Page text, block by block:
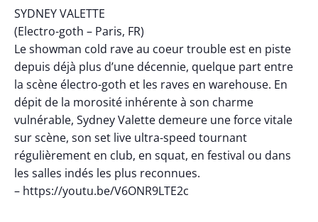
SYDNEY VALETTE
(Electro-goth – Paris, FR)
Le showman cold rave au coeur trouble est en piste
depuis déjà plus d’une décennie, quelque part entre
la scène électro-goth et les raves en warehouse. En
dépit de la morosité inhérente à son charme
vulnérable, Sydney Valette demeure une force vitale
sur scène, son set live ultra-speed tournant
régulièrement en club, en squat, en festival ou dans
les salles indés les plus reconnues.
– https://youtu.be/V6ONR9LTE2c